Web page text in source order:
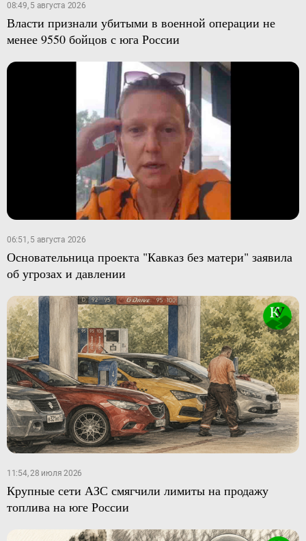
08:49, 5 августа 2026
Власти признали убитыми в военной операции не
менее 9550 бойцов с юга России
06:51, 5 августа 2026
Основательница проекта "Кавказ без матери" заявила
об угрозах и давлении
11:54, 28 июля 2026
Крупные сети АЗС смягчили лимиты на продажу
топлива на юге России